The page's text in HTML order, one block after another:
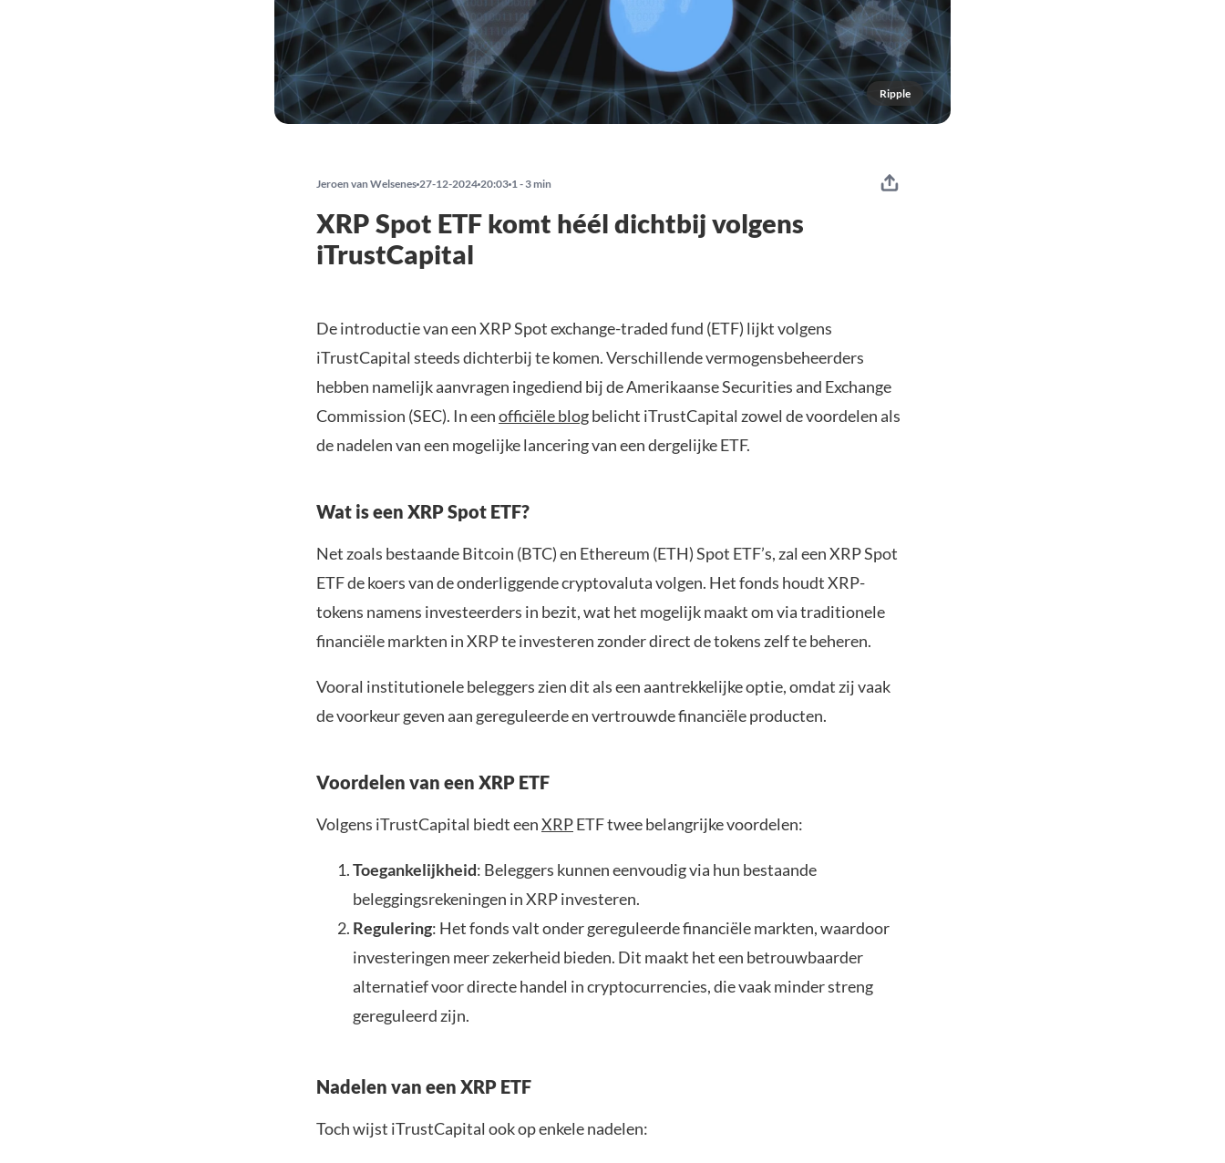
Ripple
Jeroen van Welsenes 27-12-2024 20:03 1 - 3 min
XRP Spot ETF komt héél dichtbij volgens
iTrustCapital
De introductie van een XRP Spot exchange-traded fund (ETF) lijkt volgens
iTrustCapital steeds dichterbij te komen. Verschillende vermogensbeheerders
hebben namelijk aanvragen ingediend bij de Amerikaanse Securities and Exchange
Commission (SEC). In eenofficiële blogbelicht iTrustCapital zowel de voordelen als
de nadelen van een mogelijke lancering van een dergelijke ETF.
Wat is een XRP Spot ETF?
Net zoals bestaande Bitcoin (BTC) en Ethereum (ETH) Spot ETF’s, zal een XRP Spot
ETF de koers van de onderliggende cryptovaluta volgen. Het fonds houdt XRP-
tokens namens investeerders in bezit, wat het mogelijk maakt om via traditionele
financiële markten in XRP te investeren zonder direct de tokens zelf te beheren.
Vooral institutionele beleggers zien dit als een aantrekkelijke optie, omdat zij vaak
de voorkeur geven aan gereguleerde en vertrouwde financiële producten.
Voordelen van een XRP ETF
Volgens iTrustCapital biedt eenXRPETF twee belangrijke voordelen:
Toegankelijkheid: Beleggers kunnen eenvoudig via hun bestaande
beleggingsrekeningen in XRP investeren.
Regulering: Het fonds valt onder gereguleerde financiële markten, waardoor
investeringen meer zekerheid bieden. Dit maakt het een betrouwbaarder
alternatief voor directe handel in cryptocurrencies, die vaak minder streng
gereguleerd zijn.
Nadelen van een XRP ETF
Toch wijst iTrustCapital ook op enkele nadelen: